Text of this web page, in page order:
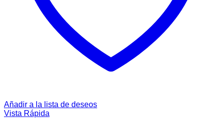
Añadir a la lista de deseos
Vista Rápida